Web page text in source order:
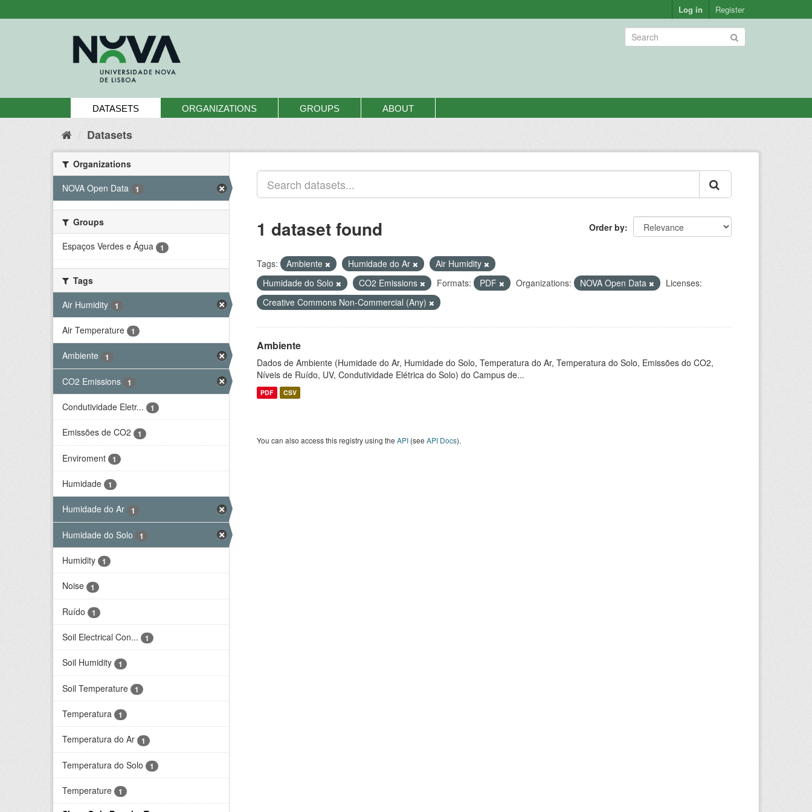
to
Log in Register
DATASETS ORGANIZATIONS GROUPS ABOUT
Datasets
Organizations
NOVA Open Data
1
Groups
Espaços Verdes e Água
1
Tags
Air Humidity
1
Air Temperature 1
Ambiente 1
CO2 Emissions 1
Condutividade Eletr... 1
Emissões de CO2 1
Enviroment 1
Humidade 1
Humidade do Ar 1
Humidade do Solo 1
Humidity 1
Noise 1
Ruído 1
Soil Electrical Con... 1
Soil Humidity 1
Soil Temperature 1
Temperatura 1
Temperatura do Ar 1
Temperatura do Solo 1
Temperature 1
Order by
1 dataset found
Tags: Ambiente Humidade do Ar
Air Humidity
Humidade do Solo
CO2 Emissions Formats: PDF Organizations: NOVA Open Data
Licenses:
Creative Commons Non-Commercial (Any)
Ambiente
Dados de Ambiente (Humidade do Ar, Humidade do Solo, Temperatura do Ar, Temperatura do Solo, Emissões do CO2,
Níveis de Ruído, UV, Condutividade Elétrica do Solo) do Campus de...
PDF CSV
You can also access this registry using the API (see API Docs).